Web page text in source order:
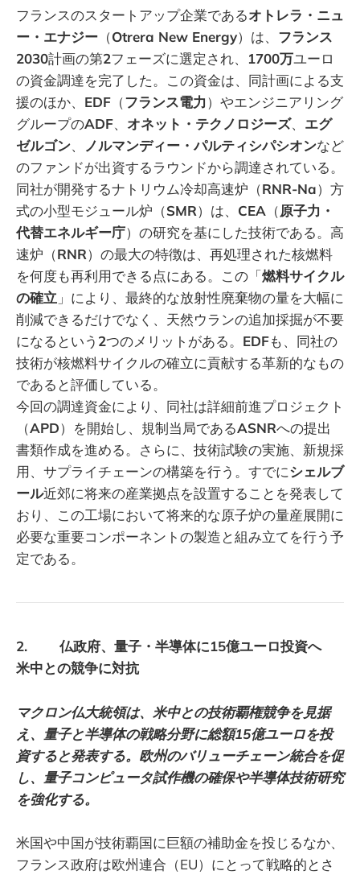
フランスのスタートアップ企業であるオトレラ・ニュ
ー・エナジー （Otrera New Energy）は、 フランス
2030計画の第2フェーズに選定され、 1700万ユーロ
の資金調達を完了した。この資金は、同計画による支
援のほか、 EDF （フランス電力）やエンジニアリング
グループのADF、 オネット・テクノロジーズ、 エグ
ゼルゴン、 ノルマンディー・パルティシパシオンなど
のファンドが出資するラウンドから調達されている。
同社が開発するナトリウム冷却高速炉（RNR-Na）方
式の小型モジュール炉（SMR）は、 CEA （原子力・
代替エネルギー庁）の研究を基にした技術である。高
速炉（RNR）の最大の特徴は、再処理された核燃料
を何度も再利用できる点にある。この「燃料サイクル
の確立 」により、最終的な放射性廃棄物の量を大幅に
削減できるだけでなく、天然ウランの追加採掘が不要
になるという 2つのメリットがある。 EDFも、同社の
技術が核燃料サイクルの確立に貢献する革新的なもの
であると評価している。
今回の調達資金により、同社は詳細前進プロジェクト
（APD）を開始し、規制当局であるASNRへの提出
書類作成を進める。さらに、技術試験の実施、新規採
用、サプライチェーンの構築を行う。すでにシェルブ
ール近郊に将来の産業拠点を設置することを発表して
おり、この工場において将来的な原子炉の量産展開に
必要な重要コンポーネントの製造と組み立てを行う予
定である。
2. 仏政府、量子・半導体に15億ユーロ投資へ
米中との競争に対抗
マクロン仏大統領は、米中との技術覇権競争を見据
え、量子と半導体の戦略分野に総額15億ユーロを投
資すると発表する。欧州のバリューチェーン統合を促
し、量子コンピュータ試作機の確保や半導体技術研究
を強化する。
米国や中国が技術覇国に巨額の補助金を投じるなか、
フランス政府は欧州連合（EU）にとって戦略的とさ